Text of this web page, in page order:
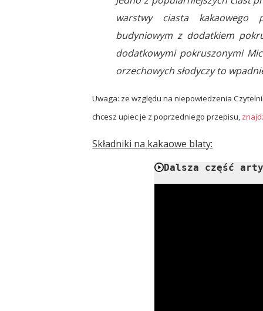
warstwy ciasta kakaowego
budyniowym z dodatkiem
dodatkowymi pokruszonymi
orzechowych słodyczy to
Uwaga: ze względu na niepowiedzenia
chcesz upiec je z poprzedniego przepisu,
Składniki na kakaowe blaty:
Dalsza część